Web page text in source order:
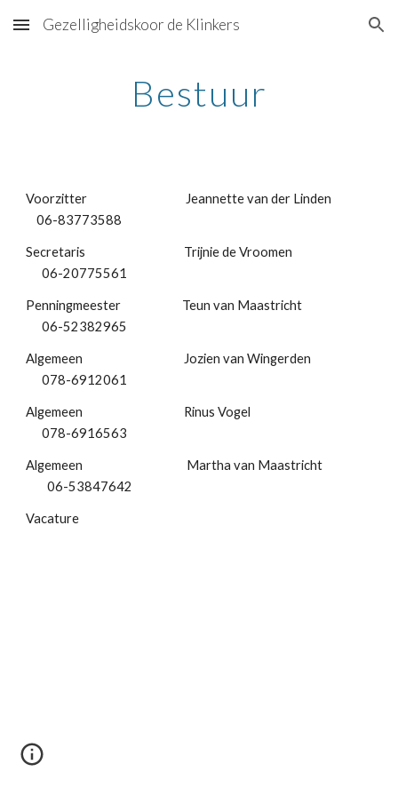
Skip to main content Skip to navigation
Gezelligheidskoor de Klinkers
Bestuur
Voorzitter Jeannette van der Linden
06-83773588
Secretaris Trijnie de Vroomen
06-20775561
Penningmeester Teun van Maastricht
06-52382965
Algemeen Jozien van Wingerden
078-6912061
Algemeen Rinus Vogel
078-6916563
Algemeen Martha van Maastricht
06-53847642
Vacature